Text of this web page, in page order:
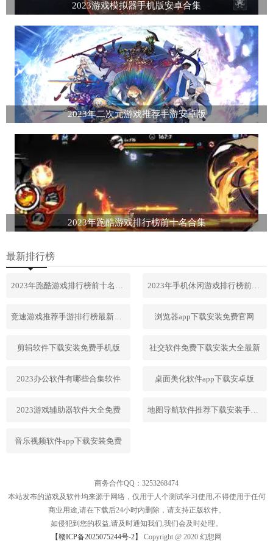
2023游戏模拟器手机版安卓合集
2023年二次元游戏推荐手游安卓版
2023年跑酷游戏排行榜前十名合集
最新排行榜
2023年手机休闲游戏排行榜前十名
浏览器app下载安装免费官网
剪辑软件下载安装免费手机版 社交软件免费下载安装大全最新
2023办公软件有哪些合集软件 桌面美化软件app下载安卓版
2023游戏辅助器软件大全免费 地图导航软件推荐下载安装手机版
音乐视频软件app下载安装免费
商务合作QQ：3253268474
本站发布的游戏及软件均来源于网络，仅用于人个测试学习使用,不得使用于任何
商业用途,请在下载后24小时内删除，请支持正版软件。
如侵犯到您的权益,请及时通知我们,我们会及时处理。
【赣ICP备2025075244号-2】
Copyright @ 2020 幻想网